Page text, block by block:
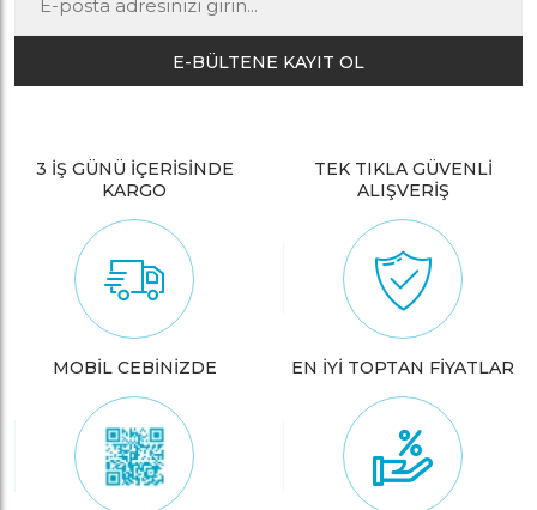
E-BÜLTENE KAYIT OL
3 İŞ GÜNÜ İÇERİSİNDE
KARGO
TEK TIKLA GÜVENLİ
ALIŞVERİŞ
MOBİL CEBİNİZDE EN İYİ TOPTAN FİYATLAR